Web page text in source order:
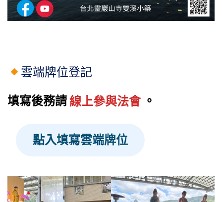
雲端牌位登記
填寫後務請線上參與法會 。
點入填寫雲端牌位